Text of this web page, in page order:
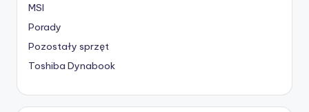
MSI
Porady
Pozostały sprzęt
Toshiba Dynabook